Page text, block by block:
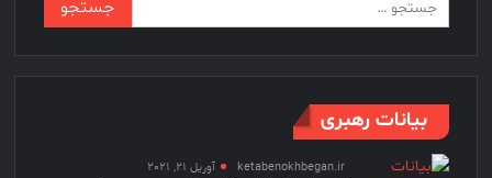
برای:
بیانات رهبری
ketabenokhbegan.ir آوریل 21, 2021